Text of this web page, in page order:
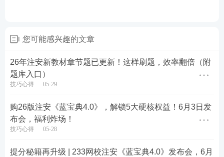
🚀背——记忆技巧+答题模板，记背从此变简单
· 记忆技巧：部分核心考点配套【记忆技巧】，专治
您可能感兴趣的文章
26年注安新教材章节题已更新！这样刷题，效率翻倍（附
题库入口）
技巧心得 05-29
购26版注安《蓝宝典4.0》，解锁5大硬核权益！6月3日发
布会，福利炸场！
技巧心得 05-28
提分秘籍再升级 | 233网校注安《蓝宝典4.0》发布会，6月